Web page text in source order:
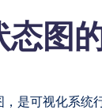
图
是可视化系统